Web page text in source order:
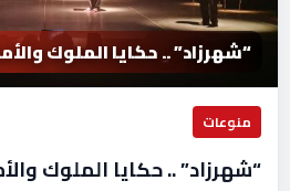
“شهرزاد” .. حكايا الملوك
منوعات
“شهرزاد” .. حكايا الملوك